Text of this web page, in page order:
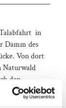
in
Damm des
Von dort
Naturwald
den